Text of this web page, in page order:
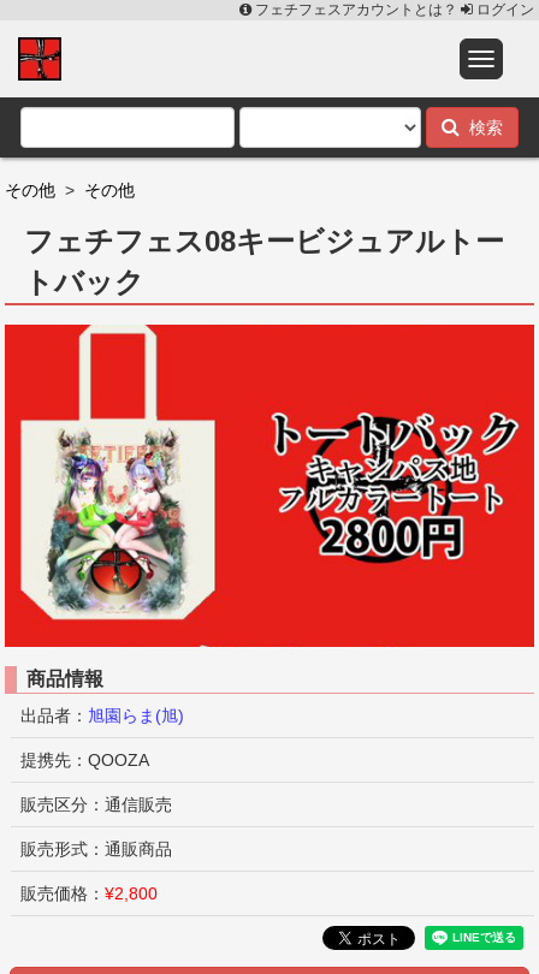
フェチフェスアカウントとは？ ログイン
検索
その他 > その他
フェチフェス08キービジュアルトー
トバック
商品情報
出品者： 旭園らま(旭)
提携先：QOOZA
販売区分：通信販売
販売形式：通販商品
販売価格： ¥2,800